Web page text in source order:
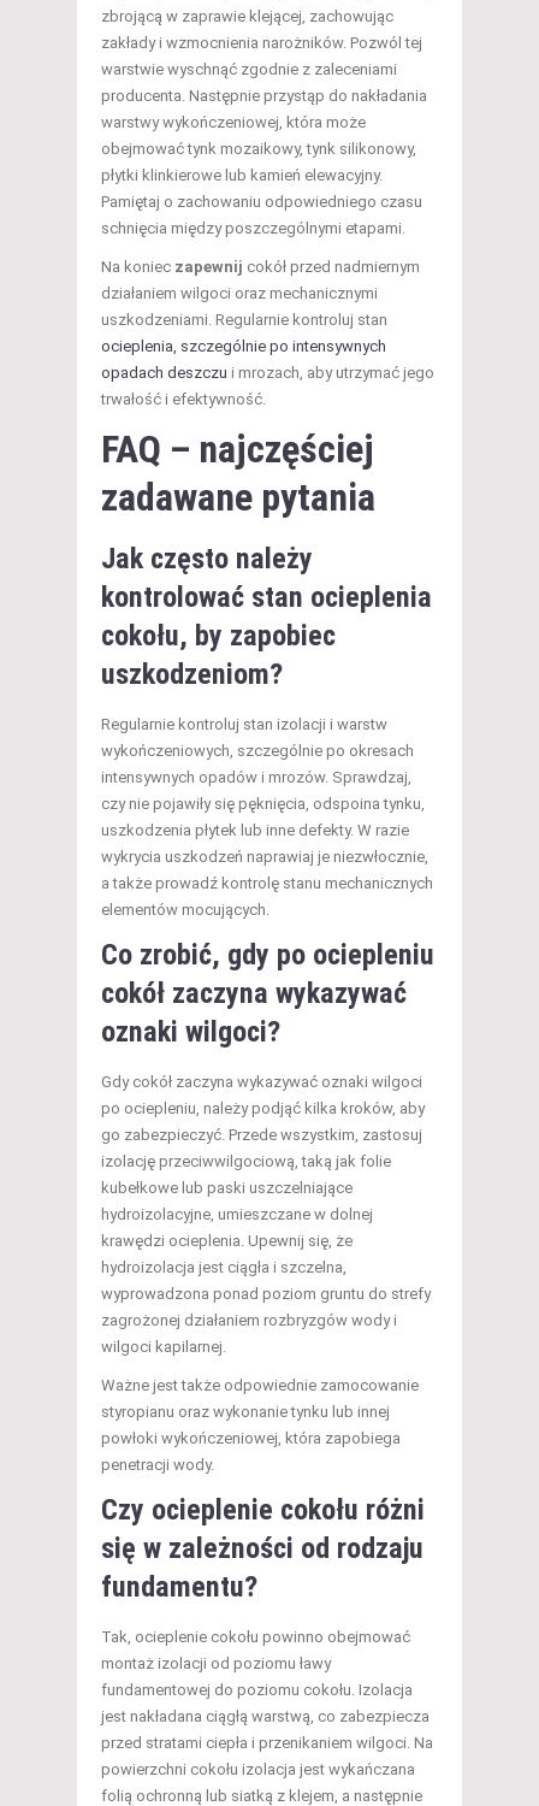
zbrojącą w zaprawie klejącej, zachowując
zakłady i wzmocnienia narożników. Pozwól tej
warstwie wyschnąć zgodnie z zaleceniami
producenta. Następnie przystąp do nakładania
warstwy wykończeniowej, która może
obejmować tynk mozaikowy, tynk silikonowy,
płytki klinkierowe lub kamień elewacyjny.
Pamiętaj o zachowaniu odpowiedniego czasu
schnięcia między poszczególnymi etapami.
Na koniec zapewnij cokół przed nadmiernym
działaniem wilgoci oraz mechanicznymi
uszkodzeniami. Regularnie kontroluj stan
ocieplenia, szczególnie po intensywnych
opadach deszczu i mrozach, aby utrzymać jego
trwałość i efektywność.
FAQ – najczęściej
zadawane pytania
Jak często należy
kontrolować stan ocieplenia
cokołu, by zapobiec
uszkodzeniom?
Regularnie kontroluj stan izolacji i warstw
wykończeniowych, szczególnie po okresach
intensywnych opadów i mrozów. Sprawdzaj,
czy nie pojawiły się pęknięcia, odspoina tynku,
uszkodzenia płytek lub inne defekty. W razie
wykrycia uszkodzeń naprawiaj je niezwłocznie,
a także prowadź kontrolę stanu mechanicznych
elementów mocujących.
Co zrobić, gdy po ociepleniu
cokół zaczyna wykazywać
oznaki wilgoci?
Gdy cokół zaczyna wykazywać oznaki wilgoci
po ociepleniu, należy podjąć kilka kroków, aby
go zabezpieczyć. Przede wszystkim, zastosuj
izolację przeciwwilgociową, taką jak folie
kubełkowe lub paski uszczelniające
hydroizolacyjne, umieszczane w dolnej
krawędzi ocieplenia. Upewnij się, że
hydroizolacja jest ciągła i szczelna,
wyprowadzona ponad poziom gruntu do strefy
zagrożonej działaniem rozbryzgów wody i
wilgoci kapilarnej.
Ważne jest także odpowiednie zamocowanie
styropianu oraz wykonanie tynku lub innej
powłoki wykończeniowej, która zapobiega
penetracji wody.
Czy ocieplenie cokołu różni
się w zależności od rodzaju
fundamentu?
Tak, ocieplenie cokołu powinno obejmować
montaż izolacji od poziomu ławy
fundamentowej do poziomu cokołu. Izolacja
jest nakładana ciągłą warstwą, co zabezpiecza
przed stratami ciepła i przenikaniem wilgoci. Na
powierzchni cokołu izolacja jest wykańczana
folią ochronną lub siatką z klejem, a następnie